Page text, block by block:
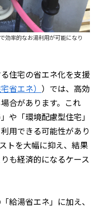
効率的なお湯利用が可能になり
住宅の省エネ化を支援
省エネ） ）では、高効
合があります。これ
や「環境配慮型住宅」
用できる可能性があり
トを大幅に抑え、結果
も経済的になるケース
給湯省エネ」に加え、